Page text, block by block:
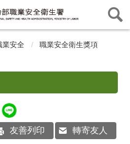
業安全
職業安全衛生獎項
友善列印 轉寄友人